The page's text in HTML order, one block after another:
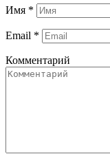
Имя *
Email *
Комментарий